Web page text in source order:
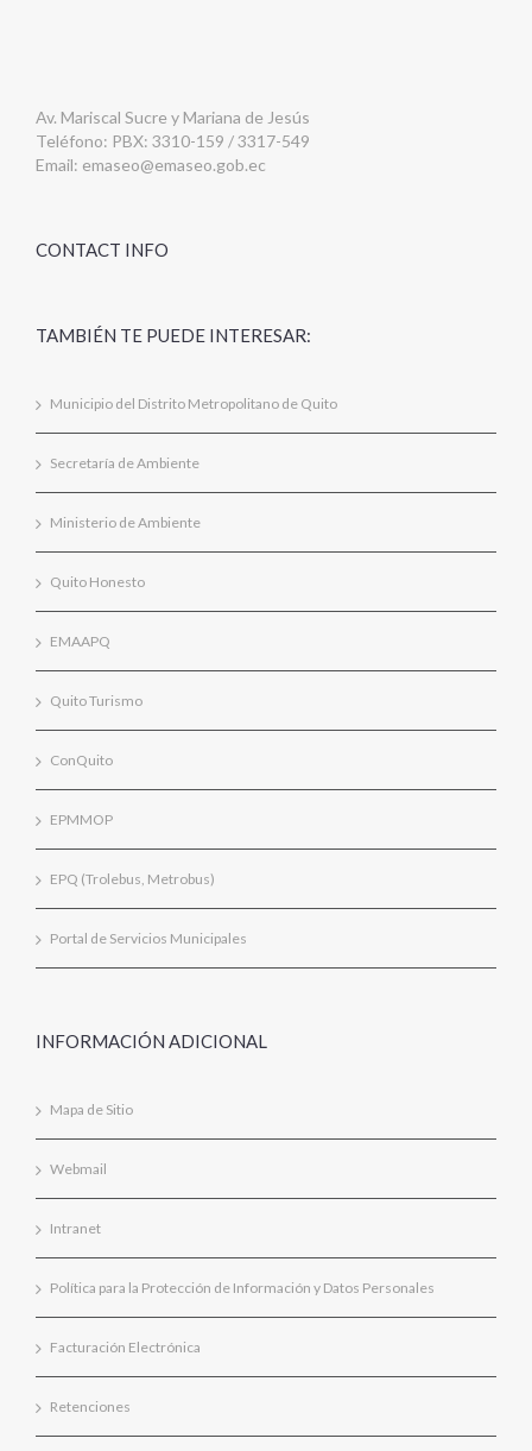
Av. Mariscal Sucre y Mariana de Jesús
Teléfono: PBX: 3310-159 / 3317-549
Email: emaseo@emaseo.gob.ec
CONTACT INFO
TAMBIÉN TE PUEDE INTERESAR:
Municipio del Distrito Metropolitano de Quito
Secretaría de Ambiente
Ministerio de Ambiente
Quito Honesto
EMAAPQ
Quito Turismo
ConQuito
EPMMOP
EPQ (Trolebus, Metrobus)
Portal de Servicios Municipales
INFORMACIÓN ADICIONAL
Mapa de Sitio
Webmail
Intranet
Política para la Protección de Información y Datos Personales
Facturación Electrónica
Retenciones